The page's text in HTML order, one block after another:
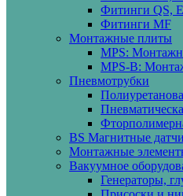
Фитинги QS,
Фитинги MF
Монтажные плиты
MPS:
MPS-B:
Пневмотрубки
BS Магнитные
Монтажные
Вакуумное
Генераторы,